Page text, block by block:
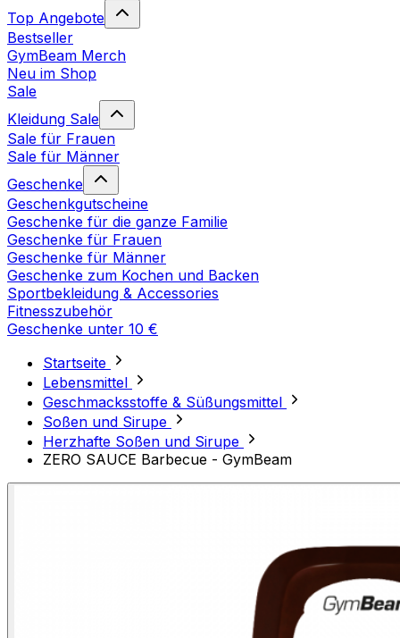
Top Angebote
Bestseller
GymBeam Merch
Neu im Shop
Sale
Kleidung Sale
Sale für Frauen
Sale für Männer
Geschenke
Geschenkgutscheine
Geschenke für die ganze Familie
Geschenke für Frauen
Geschenke für Männer
Geschenke zum Kochen und Backen
Sportbekleidung & Accessories
Fitnesszubehör
Geschenke unter 10 €
Startseite
Lebensmittel
Geschmacksstoffe & Süßungsmittel
Soßen und Sirupe
Herzhafte Soßen und Sirupe
ZERO SAUCE Barbecue - GymBeam